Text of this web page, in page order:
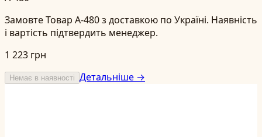
Замовте Товар A-480 з доставкою по Україні. Наявність
і вартість підтвердить менеджер.
1 223 грн
Немає в наявності Детальніше →